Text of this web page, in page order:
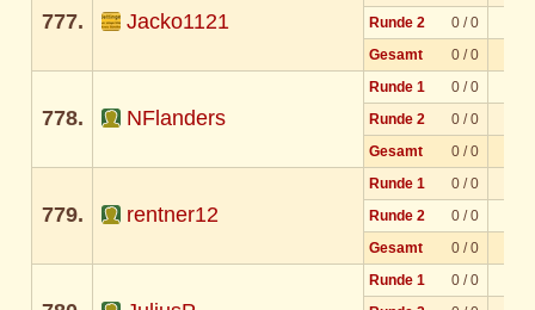
777. Jacko1121
Runde 2
0 / 0
Gesamt
0 / 0
778. NFlanders
Runde 1
0 / 0
Runde 2
0 / 0
Gesamt
0 / 0
779. rentner12
Runde 1
0 / 0
Runde 2
0 / 0
Gesamt
0 / 0
Runde 1
0 / 0